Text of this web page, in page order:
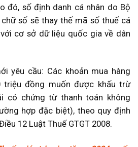
đó, số định danh cá nhân do Bộ
số sẽ thay thế mã số thuế cá
cơ sở dữ liệu quốc gia về dân
yêu cầu: Các khoản mua hàng
triệu đồng muốn được khấu trừ
có chứng từ thanh toán không
hợp đặc biệt), theo quy định
12 Luật Thuế GTGT 2008.